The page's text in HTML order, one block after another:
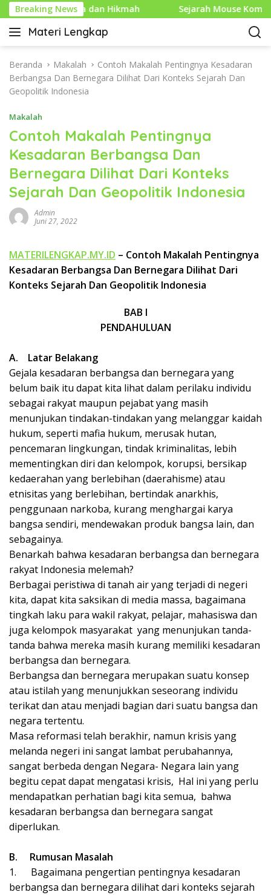
a
Breaking News
dan Hikmah Sejarah Mouse Komputer: Dari
Materi Lengkap
I
f
o
P
n
d
i
d
i
a
n
k
a
Beranda Makalah
Contoh Makalah Pentingnya Kesadaran
Berbangsa Dan Bernegara Dilihat Dari Konteks Sejarah Dan
Geopolitik Indonesia
Makalah
Contoh Makalah Pentingnya
Kesadaran Berbangsa Dan
Bernegara Dilihat Dari Konteks
Sejarah Dan Geopolitik Indonesia
Admin
Juni 27, 2022
MATERILENGKAP.MY.ID – Contoh Makalah Pentingnya
Kesadaran Berbangsa Dan Bernegara Dilihat Dari
Konteks Sejarah Dan Geopolitik Indonesia
BAB I
PENDAHULUAN
A.
Latar Belakang
Gejala kesadaran berbangsa dan bernegara yang
belum baik itu dapat kita lihat dalam perilaku individu
sebagai rakyat maupun pejabat yang masih
menunjukan tindakan-tindakan yang melanggar kaidah
hukum, seperti mafia hukum, merusak hutan,
pencemaran lingkungan, tindak kriminalitas, lebih
mementingkan diri dan kelompok, korupsi, bersikap
kedaerahan yang berlebihan (daerahisme) atau
etnisitas yang berlebihan, bertindak anarkhis,
penggunaan narkoba, kurang menghargai karya
bangsa sendiri, mendewakan produk bangsa lain, dan
sebagainya.
Benarkah bahwa kesadaran berbangsa dan bernegara
rakyat Indonesia melemah?
Berbagai peristiwa di tanah air yang terjadi di negeri
kita, dapat kita saksikan di media massa, bagaimana
tingkah laku para wakil rakyat, pelajar, mahasiswa dan
juga kelompok masyarakat yang menunjukan tanda-
tanda bahwa mereka masih kurang memiliki kesadaran
berbangsa dan bernegara.
Berbangsa dan bernegara merupakan suatu konsep
atau istilah yang menunjukkan seseorang individu
terikat dan atau menjadi bagian dari suatu bangsa dan
negara tertentu.
Masa reformasi telah berakhir, namun krisis yang
melanda negeri ini sangat lambat perubahannya,
sangat berbeda dengan Negara- Negara lain yang
begitu cepat dapat mengatasi krisis, Hal ini yang perlu
mendapatkan perhatian bagi kita semua, bahwa
kesadaran berbangsa dan bernegara sangat
diperlukan.
B.
Rumusan Masalah
1.
Bagaimana pengertian pentingnya kesadaran
berbangsa dan bernegara dilihat dari konteks sejarah